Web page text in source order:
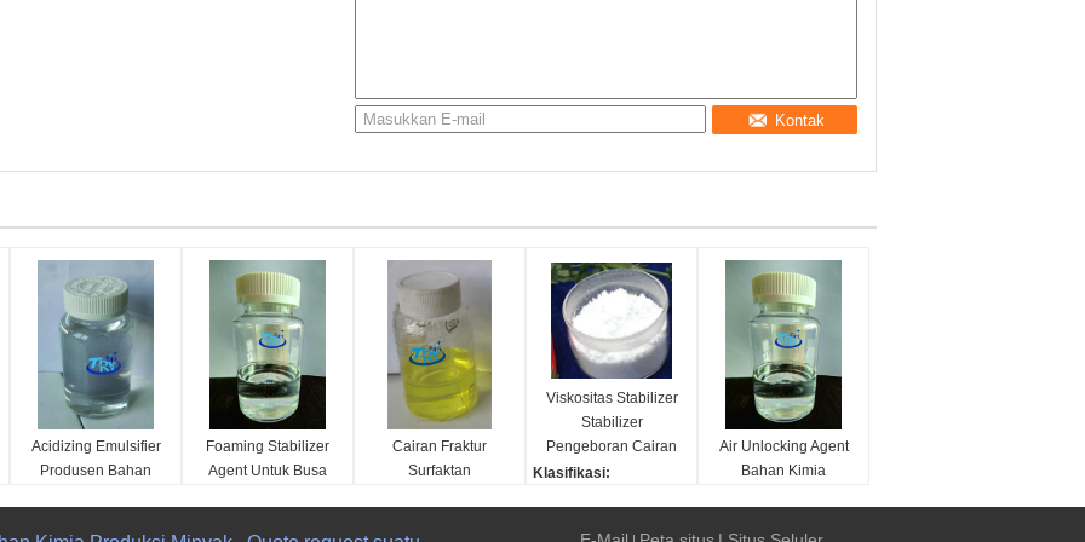
Kontak
Acidizing Emulsifier
Produsen Bahan
Foaming Stabilizer
Agent Untuk Busa
Cairan Fraktur
Surfaktan
Viskositas Stabilizer
Stabilizer
Pengeboran Cairan
Penstabil Viskositas
Klasifikasi:
Air Unlocking Agent
Bahan Kimia